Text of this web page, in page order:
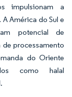
impulsionam a
América do Sul e
potencial de
processamento
do Oriente
como halal